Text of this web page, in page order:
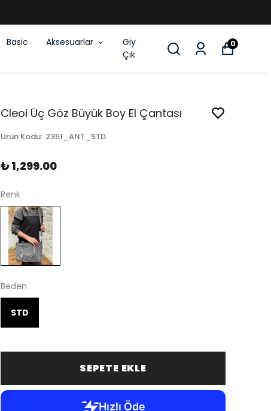
Basic Aksesuarlar
Giy
Çık
0
Cleoi Üç Göz Büyük Boy El Çantası
Ürün Kodu: 2351_ANT_STD
₺ 1,299.00
Renk
Beden
STD
SEPETE EKLE